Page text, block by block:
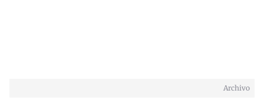
Archivo